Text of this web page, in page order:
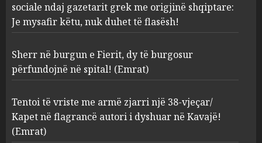
4
Tentoi të vriste me armë
zjarri një 38-vjeçar/ Kapet në
flagrancë autori i dyshuar në
Kavajë! (Emrat)
AUGUST 8, 2026
Tritol lokalit të Noizyt në
Durrës!
sociale ndaj gazetarit grek me origjinë shqiptare:
Je mysafir këtu, nuk duhet të flasësh!
Sherr në burgun e Fierit, dy të burgosur
përfundojnë në spital! (Emrat)
Tentoi të vriste me armë zjarri një 38-vjeçar/
Kapet në flagrancë autori i dyshuar në Kavajë!
(Emrat)